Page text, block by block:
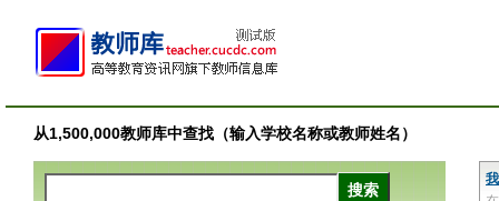
从1,500,000教师库中查找（输入学校名称或教师姓名）